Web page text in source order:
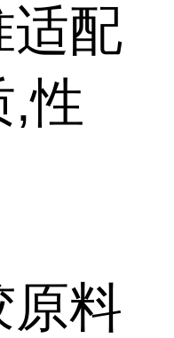
适配
,性
原料